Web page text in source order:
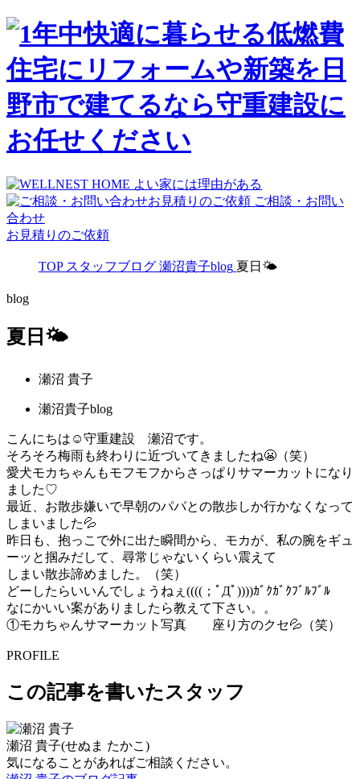
ご相談・お問い
合わせ
お見積りのご依頼
TOP スタッフブログ 瀬沼貴子blog 夏日🌤
blog
夏日🌤
瀬沼 貴子
瀬沼貴子blog
こんにちは☺守重建設 瀬沼です。
そろそろ梅雨も終わりに近づいてきましたね😬（笑）
愛犬モカちゃんもモフモフからさっぱりサマーカットになり
ました♡
最近、お散歩嫌いで早朝のパパとの散歩しか行かなくなって
しまいました💦
昨日も、抱っこで外に出た瞬間から、モカが、私の腕をギュ
ーッと掴みだして、尋常じゃないくらい震えて
しまい散歩諦めました。（笑）
どーしたらいいんでしょうねぇ((((；ﾟДﾟ))))ｶﾞｸｶﾞｸﾌﾞﾙﾌﾞﾙ
なにかいい案がありましたら教えて下さい。。
①モカちゃんサマーカット写真 座り方のクセ💦（笑）
PROFILE
この記事を書いたスタッフ
瀬沼 貴子(せぬま たかこ)
気になることがあればご相談ください。